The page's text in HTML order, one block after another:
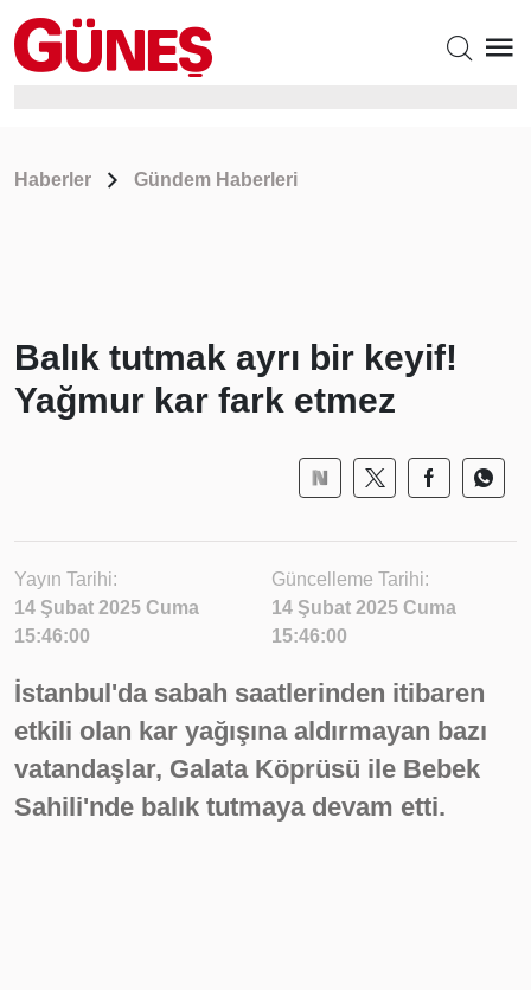
Haberler Gündem Haberleri
Balık tutmak ayrı bir keyif!
Yağmur kar fark etmez
Yayın Tarihi:
14 Şubat 2025 Cuma
15:46:00
Güncelleme Tarihi:
14 Şubat 2025 Cuma
15:46:00
İstanbul'da sabah saatlerinden itibaren
etkili olan kar yağışına aldırmayan bazı
vatandaşlar, Galata Köprüsü ile Bebek
Sahili'nde balık tutmaya devam etti.